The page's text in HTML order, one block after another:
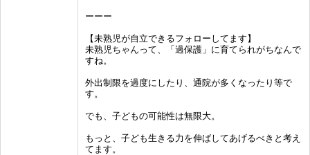
ーーー
【未熟児が自立できるフォローしてます】
未熟児ちゃんって、「過保護」に育てられがちなんで
すね。
外出制限を過度にしたり、通院が多くなったり等で
す。
でも、子どもの可能性は無限大。
もっと、子ども生きる力を伸ばしてあげるべきと考え
てます。